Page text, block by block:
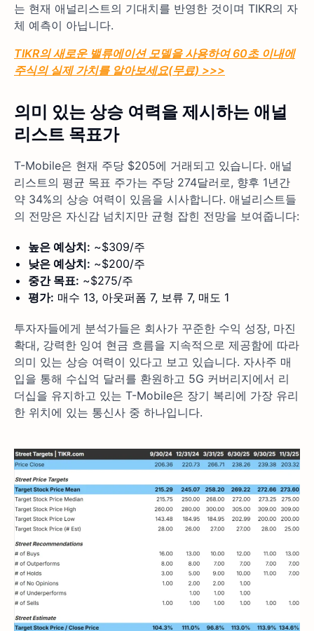
는 현재 애널리스트의 기대치를 반영한 것이며 TIKR의 자
체 예측이 아닙니다.
TIKR의 새로운 밸류에이션 모델을 사용하여 60초 이내에
주식의 실제 가치를 알아보세요(무료) >>>
의미 있는 상승 여력을 제시하는 애널
리스트 목표가
T-Mobile은 현재 주당 $205에 거래되고 있습니다. 애널
리스트의 평균 목표 주가는 주당 274달러로, 향후 1년간
약 34%의 상승 여력이 있음을 시사합니다. 애널리스트들
의 전망은 자신감 넘치지만 균형 잡힌 전망을 보여줍니다:
높은 예상치: ~$309/주
낮은 예상치: ~$200/주
중간 목표: ~$275/주
평가: 매수 13, 아웃퍼폼 7, 보류 7, 매도 1
투자자들에게 분석가들은 회사가 꾸준한 수익 성장, 마진
확대, 강력한 잉여 현금 흐름을 지속적으로 제공함에 따라
의미 있는 상승 여력이 있다고 보고 있습니다. 자사주 매
입을 통해 수십억 달러를 환원하고 5G 커버리지에서 리
더십을 유지하고 있는 T-Mobile은 장기 복리에 가장 유리
한 위치에 있는 통신사 중 하나입니다.